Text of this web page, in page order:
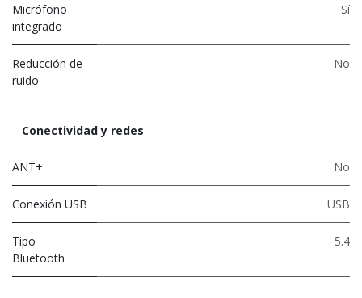
Micrófono
integrado
Sí
Reducción de
ruido
No
Conectividad y redes
ANT+ No
Conexión USB USB
Tipo
Bluetooth
5.4